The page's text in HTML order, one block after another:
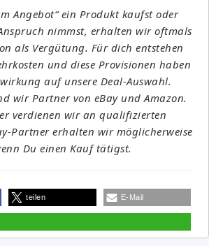
Angebot“ ein Produkt kaufst oder
nimmst, erhalten wir oftmals
als Vergütung. Für dich entstehen
und diese Provisionen haben
auf unsere Deal-Auswahl.
wir Partner von eBay und Amazon.
verdienen wir an qualifizierten
Partner erhalten wir möglicherweise
Du einen Kauf tätigst.
teilen E-Mail